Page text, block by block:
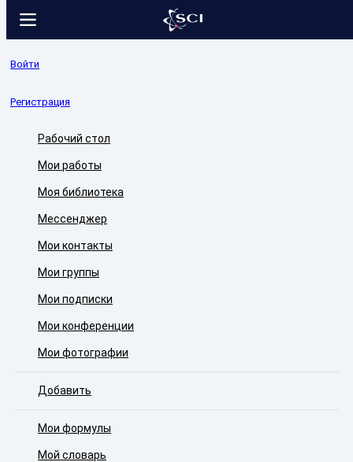
Войти
Регистрация
Рабочий стол
Мои работы
Моя библиотека
Мессенджер
Мои контакты
Мои группы
Мои подписки
Мои конференции
Мои фотографии
Добавить
Мои формулы
Мой словарь